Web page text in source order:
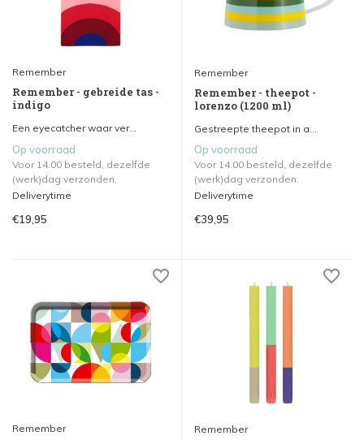
Remember
Remember - gebreide tas -
indigo
Een eyecatcher waar ver...
Op voorraad
Voor 14.00 besteld, dezelfde
(werk)dag verzonden.
Deliverytime
€19,95
Remember
Remember - theepot -
lorenzo (1200 ml)
Gestreepte theepot in a...
Op voorraad
Voor 14.00 besteld, dezelfde
(werk)dag verzonden.
Deliverytime
€39,95
Remember Remember